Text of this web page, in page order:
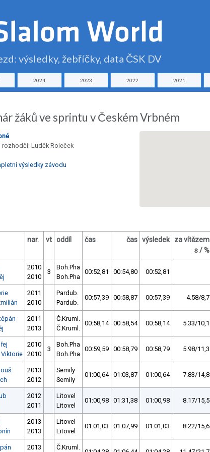
výsledky, žebříčky, data ČSK DV
2024 2023 2022 2021
žáků ve sprintu v Českém Vrbném
Luděk Roleček
výsledky závodu
nar. vt oddíl čas čas výsledek
za vítězem
s / %
2010
2010
3
Boh.Pha
Boh.Pha
00:52,81 00:54,80 00:52,81
2011
2010
Pardub.
Pardub.
00:57,39 00:58,87 00:57,39 4.58/8,7
2011
2013
Č.Kruml.
Č.Kruml.
00:58,14 00:58,54 00:58,14 5.33/10,1
Viktorie
2010
2010
3
Boh.Pha
Boh.Pha
00:59,59 00:58,79 00:58,79 5.98/11,3
2013
2012
Semily
Semily
01:00,64 01:03,87 01:00,64 7.83/14,8
2012
2011
Litovel
Litovel
01:00,98 01:31,38 01:00,98 8.17/15,5
2013
2013
Litovel
Litovel
01:01,03 01:07,99 01:01,03 8.22/15,6
2013 Č.Kruml.